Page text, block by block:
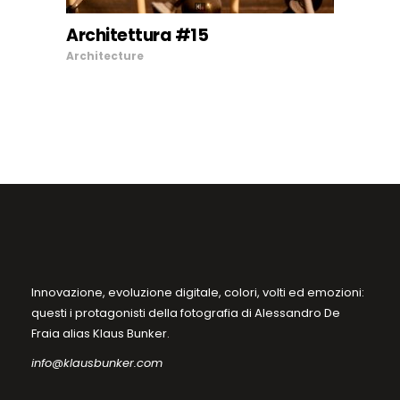
SCEGLI
Le
opzioni
del
Architettura #15
Architecture
Innovazione, evoluzione digitale, colori, volti ed emozioni:
questi i protagonisti della fotografia di Alessandro De
Fraia alias Klaus Bunker.
info@klausbunker.com